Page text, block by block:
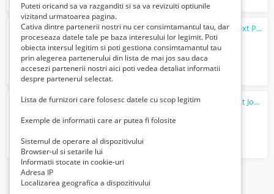
Vand piese si accesorii noi si folosite, int/ext Peugeot 206,2 usi, auto persona...
50 Lei
Mini Cooper S Countryman ALL4 Euro5 Kit John Cooper Works 220 CP
Puteti oricand sa va razganditi si sa va revizuiti optiunile
vizitand urmatoarea pagina.
Cativa dintre partenerii nostri nu cer consimtamantul tau, dar
proceseaza datele tale pe baza interesului lor legimit. Poti
obiecta intersul legitim si poti gestiona consimtamantul tau
prin alegerea partenerului din lista de mai jos sau daca
accesezi partenerii nostri aici poti vedea detaliat informatii
despre partenerul selectat.
Lista de furnizori care folosesc datele cu scop legitim
Exemple de informatii care ar putea fi folosite
Sistemul de operare al dispozitivului
Browser-ul si setarile lui
Informatii stocate in cookie-uri
Adresa IP
Localizarea geografica a dispozitivului